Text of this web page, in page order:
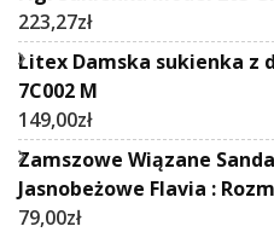
223,27zł
Litex Damska sukienka z
7C002 M
149,00zł
Zamszowe Wiązane
Jasnobeżowe Flavia :
79,00zł